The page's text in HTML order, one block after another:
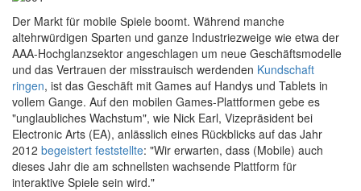
Der Markt für mobile Spiele boomt. Während manche
altehrwürdigen Sparten und ganze Industriezweige wie etwa der
AAA-Hochglanzsektor angeschlagen um neue Geschäftsmodelle
und das Vertrauen der misstrauisch werdenden Kundschaft
ringen, ist das Geschäft mit Games auf Handys und Tablets in
vollem Gange. Auf den mobilen Games-Plattformen gebe es
"unglaubliches Wachstum", wie Nick Earl, Vizepräsident bei
Electronic Arts (EA), anlässlich eines Rückblicks auf das Jahr
2012 begeistert feststellte: "Wir erwarten, dass (Mobile) auch
dieses Jahr die am schnellsten wachsende Plattform für
interaktive Spiele sein wird."